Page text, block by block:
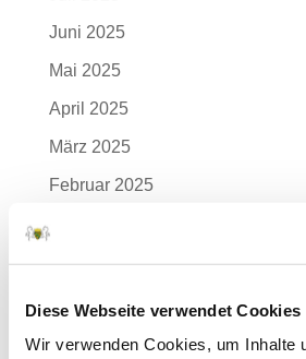
Diese Webseite verwendet Cookies
Wir verwenden Cookies, um Inhalte
Juni 2025
Mai 2025
April 2025
März 2025
Februar 2025
Dezember 2024
Oktober 2024